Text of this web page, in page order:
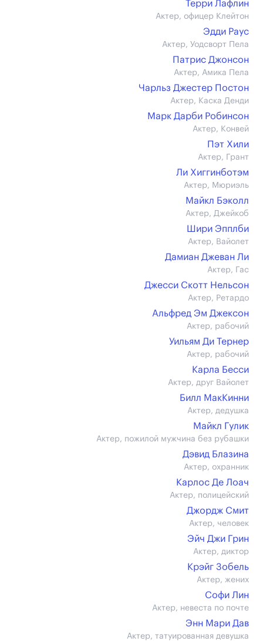
Терри Лафлин
Актер, офицер Клейтон
Эдди Раус
Актер, Уодсворт Пела
Патрис Джонсон
Актер, Амика Пела
Чарльз Джестер Постон
Актер, Каска Денди
Марк Дарби Робинсон
Актер, Конвей
Пэт Хили
Актер, Грант
Ли Хиггинботэм
Актер, Мюриэль
Майкл Бэколл
Актер, Джейкоб
Шири Эпплби
Актер, Вайолет
Дамиан Джеван Ли
Актер, Гас
Джесси Скотт Нельсон
Актер, Ретардо
Альфред Эм Джексон
Актер, рабочий
Уильям Ди Тернер
Актер, рабочий
Карла Бесси
Актер, друг Вайолет
Билл МакКинни
Актер, дедушка
Майкл Гулик
Актер, пожилой мужчина без рубашки
Дэвид Блазина
Актер, охранник
Карлос Де Лоач
Актер, полицейский
Джордж Смит
Актер, человек
Эйч Джи Грин
Актер, диктор
Крэйг Зобель
Актер, жених
Софи Лин
Актер, невеста по почте
Энн Мари Дав
Актер, татуированная девушка